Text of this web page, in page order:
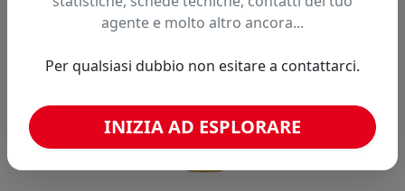
agente e molto altro ancora...
Per qualsiasi dubbio non esitare a contattarci.
INIZIA AD ESPLORARE